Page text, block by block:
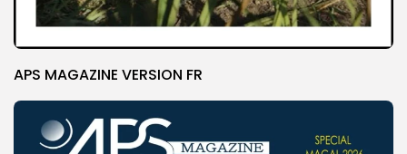
APS MAGAZINE VERSION FR